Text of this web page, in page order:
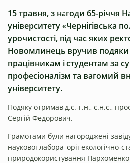
15 травня, з нагоди 65-річчя
університету «Чернігівська
урочистості, під час яких
Новомлинець вручив подяки
працівникам і студентам за
професіоналізм та вагомий
університету.
Подяку отримав д.с.-г.н., с.н.с.,
Сергій Федорович.
Грамотами були нагороджені
наукової лабораторії екологічно-
природокористування